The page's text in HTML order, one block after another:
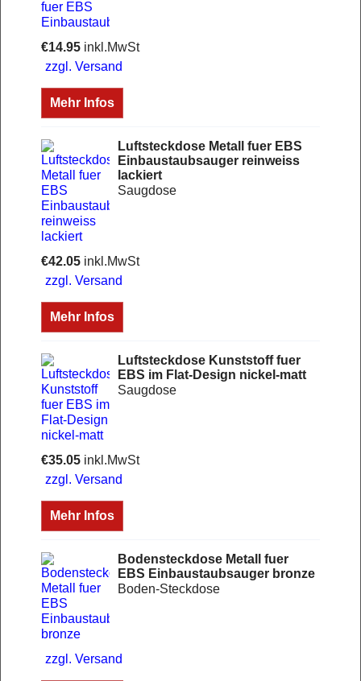
€14.95 inkl.MwSt
zzgl. Versand
Mehr Infos
Luftsteckdose Metall fuer EBS
Einbaustaubsauger reinweiss
lackiert
Saugdose
€42.05 inkl.MwSt
zzgl. Versand
Mehr Infos
Luftsteckdose Kunststoff fuer
EBS im Flat-Design nickel-matt
Saugdose
€35.05 inkl.MwSt
zzgl. Versand
Mehr Infos
Bodensteckdose Metall fuer
EBS Einbaustaubsauger bronze
Boden-Steckdose
zzgl. Versand